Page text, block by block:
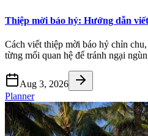
Thiệp mời báo hỷ: Hướng dẫn
Cách viết thiệp mời báo hỷ chỉn
từng mối quan hệ để tránh ngại
Aug 3, 2026
Planner